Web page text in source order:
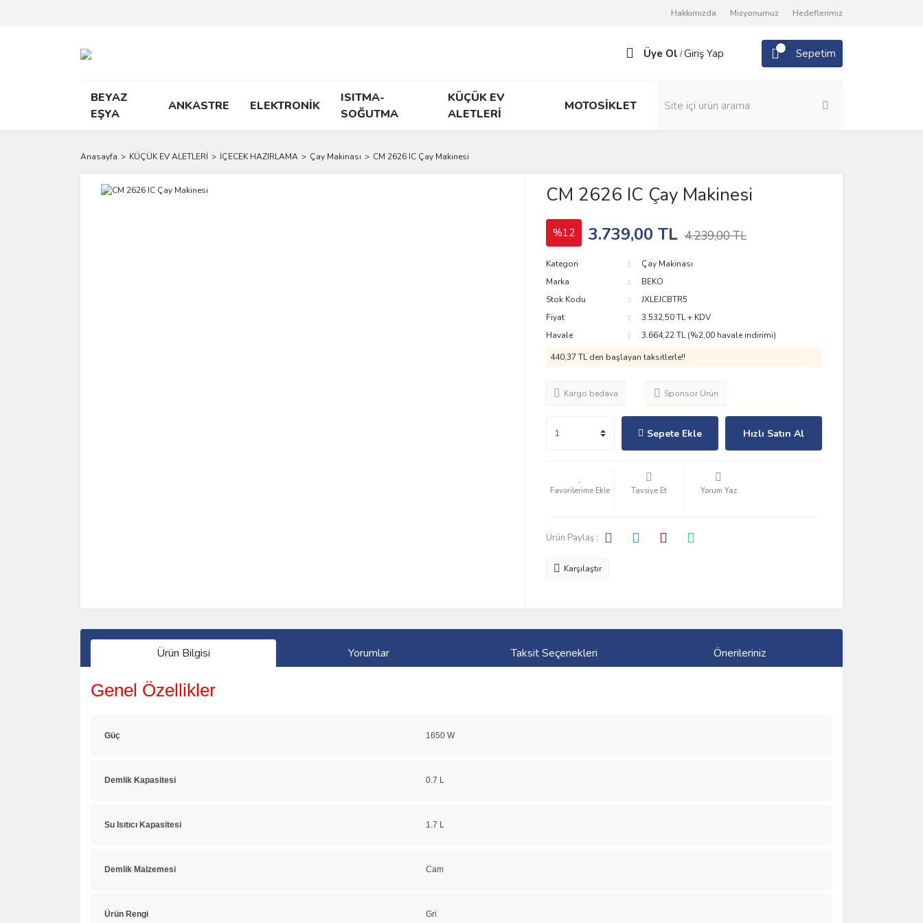
Hakkımızda Misyonumuz Hedeflerimiz
Üye Ol /Giriş Yap Sepetim
BEYAZ
EŞYA
ANKASTRE ELEKTRONİK
ISITMA-
SOĞUTMA
KÜÇÜK EV
ALETLERİ
MOTOSİKLET
Anasayfa KÜÇÜK EV ALETLERİ İÇECEK HAZIRLAMA Çay Makinası CM 2626 IC Çay Makinesi
CM 2626 IC Çay Makinesi
%12 3.739,00 TL 4.239,00 TL
Kategori
Çay Makinası
Marka
BEKO
Stok Kodu
JXLEJCBTR5
Fiyat
3.532,50 TL + KDV
Havale
3.664,22 TL (%2,00 havale indirimi)
440,37 TL den başlayan taksitlerle!!
Kargo bedava Sponsor Ürün
Sepete Ekle Hızlı Satın Al
Tavsiye Et Yorum Yaz
Ürün Paylaş :
Karşılaştır
Ürün Bilgisi Yorumlar Taksit Seçenekleri Önerileriniz
Genel Özellikler
Güç 1650 W
Demlik Kapasitesi 0.7 L
Su Isıtıcı Kapasitesi 1.7 L
Demlik Malzemesi Cam
Ürün Rengi Gri